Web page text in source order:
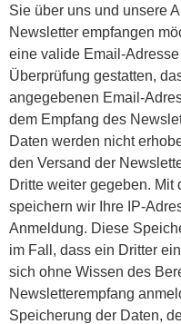
Sie über uns und unsere
Newsletter empfangen
eine valide Email-
Überprüfung gestatten,
angegebenen Email-
dem Empfang des
Daten werden nicht
den Versand der
Dritte weiter gegeben.
speichern wir Ihre IP-
Anmeldung. Diese
im Fall, dass ein Dritter
sich ohne Wissen des
Newsletterempfang
Speicherung der Daten,